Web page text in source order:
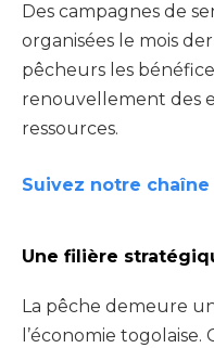
Des campagnes de
organisées le mois
pêcheurs les
renouvellement des
ressources.
Suivez notre
Une filière
La pêche demeure
l’économie